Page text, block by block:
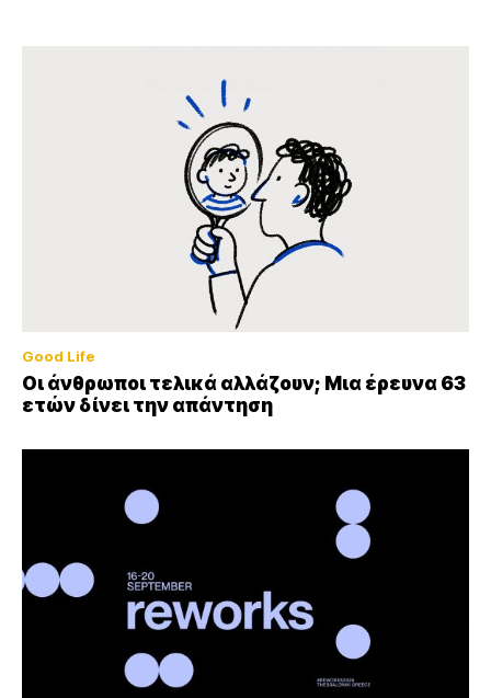
Good Life
Οι άνθρωποι τελικά αλλάζουν; Μια έρευνα 63
ετών δίνει την απάντηση